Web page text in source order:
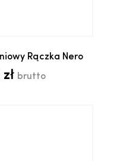
Rączka Nero
brutto